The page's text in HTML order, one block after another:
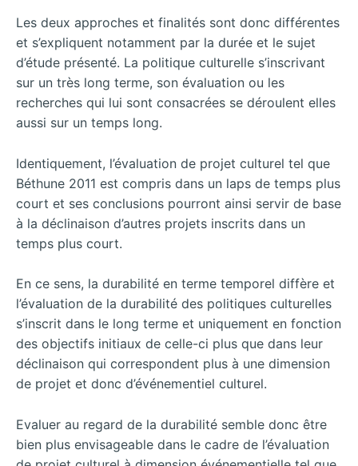
Les deux approches et finalités sont donc différentes
et s’expliquent notamment par la durée et le sujet
d’étude présenté. La politique culturelle s’inscrivant
sur un très long terme, son évaluation ou les
recherches qui lui sont consacrées se déroulent elles
aussi sur un temps long.
Identiquement, l’évaluation de projet culturel tel que
Béthune 2011 est compris dans un laps de temps plus
court et ses conclusions pourront ainsi servir de base
à la déclinaison d’autres projets inscrits dans un
temps plus court.
En ce sens, la durabilité en terme temporel diffère et
l’évaluation de la durabilité des politiques culturelles
s’inscrit dans le long terme et uniquement en fonction
des objectifs initiaux de celle-ci plus que dans leur
déclinaison qui correspondent plus à une dimension
de projet et donc d’événementiel culturel.
Evaluer au regard de la durabilité semble donc être
bien plus envisageable dans le cadre de l’évaluation